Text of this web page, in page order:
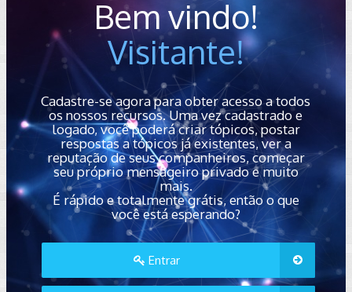
Bem vindo!
Visitante!
Cadastre-se agora para obter acesso a todos
os nossos recursos. Uma vez cadastrado e
logado, você poderá criar tópicos, postar
respostas a tópicos já existentes, ver a
reputação de seus companheiros, começar
seu próprio mensageiro privado e muito
mais.
É rápido e totalmente grátis, então o que
você está esperando?
Entrar